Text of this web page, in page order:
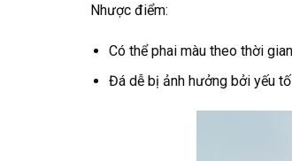
Nhược điểm:
Có thể phai màu theo thời
Đá dễ bị ảnh hưởng bởi yếu